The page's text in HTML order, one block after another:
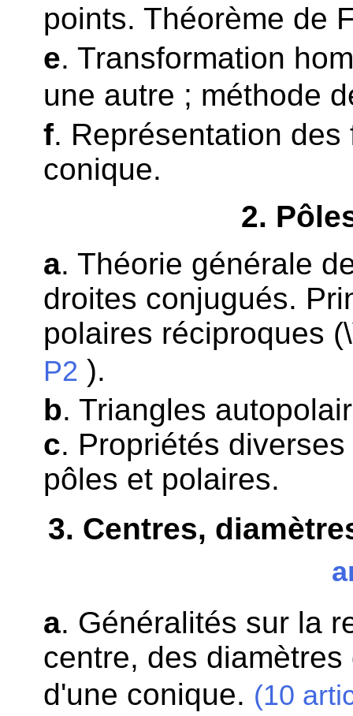
points. Théorème de
e. Transformation
une autre ; méthode
f. Représentation
conique.
2.
a. Théorie générale
droites conjugués.
polaires réciproques
P2 ).
b. Triangles
c. Propriétés
pôles et polaires.
3. Centres,
a. Généralités sur la
centre, des
d'une conique. (10